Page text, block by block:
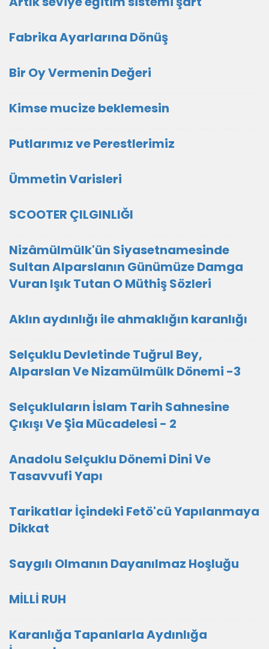
Fabrika Ayarlarına Dönüş
Bir Oy Vermenin Değeri
Kimse mucize beklemesin
Putlarımız ve Perestlerimiz
Ümmetin Varisleri
SCOOTER ÇILGINLIĞI
Nizâmülmülk'ün Siyasetnamesinde
Sultan Alparslanın Günümüze Damga
Vuran Işık Tutan O Müthiş Sözleri
Aklın aydınlığı ile ahmaklığın karanlığı
Selçuklu Devletinde Tuğrul Bey,
Alparslan Ve Nizamülmülk Dönemi -3
Selçukluların İslam Tarih Sahnesine
Çıkışı Ve Şia Mücadelesi - 2
Anadolu Selçuklu Dönemi Dini Ve
Tasavvufi Yapı
Tarikatlar İçindeki Fetö'cü Yapılanmaya
Dikkat
Saygılı Olmanın Dayanılmaz Hoşluğu
MİLLİ RUH
Karanlığa Tapanlarla Aydınlığa